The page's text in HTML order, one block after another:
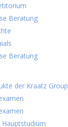
Beratung
Beratung
der Kraatz Group
Hauptstudium